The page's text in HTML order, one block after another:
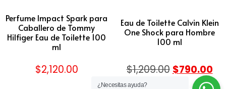
Perfume Impact Spark para
Caballero de Tommy
Hilfiger Eau de Toilette 100
ml
$2,120.00
Eau de Toilette Calvin Klein
One Shock para Hombre
100 ml
$1,209.00 $790.00
¿Necesitas ayuda?